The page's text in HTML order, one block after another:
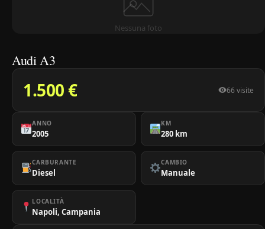
Nessuna foto
Audi A3
1.500 € 66 visite
ANNO
2005
KM
280 km
CARBURANTE
Diesel
CAMBIO
Manuale
LOCALITÀ
Napoli, Campania